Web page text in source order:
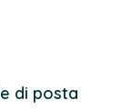
di posta